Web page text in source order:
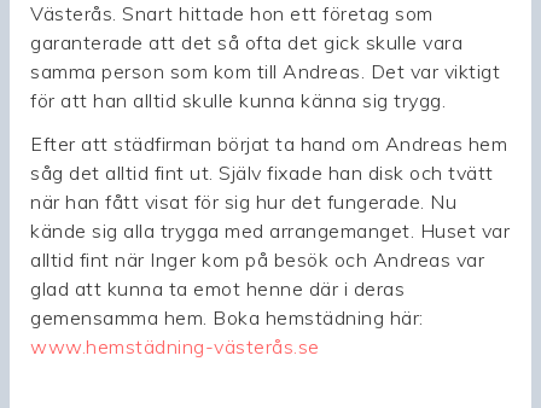
Västerås. Snart hittade hon ett företag som
garanterade att det så ofta det gick skulle vara
samma person som kom till Andreas. Det var viktigt
för att han alltid skulle kunna känna sig trygg.
Efter att städfirman börjat ta hand om Andreas hem
såg det alltid fint ut. Själv fixade han disk och tvätt
när han fått visat för sig hur det fungerade. Nu
kände sig alla trygga med arrangemanget. Huset var
alltid fint när Inger kom på besök och Andreas var
glad att kunna ta emot henne där i deras
gemensamma hem. Boka hemstädning här:
www.hemstädning-västerås.se